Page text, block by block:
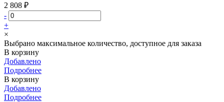
2 808 ₽
-
+
×
Выбрано максимальное количество, доступное для заказа
В корзину
Добавлено
Подробнее
В корзину
Добавлено
Подробнее